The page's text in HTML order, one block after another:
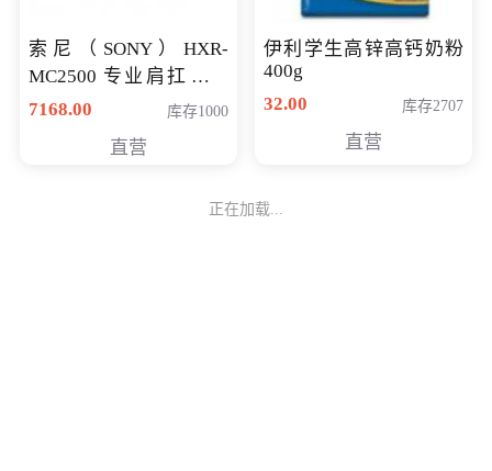
索尼（SONY）HXR-
MC2500 专业肩扛式存
储卡全高清摄录一体机
清入门级摄像机
7168.00 库存1000
直营
伊利学生高锌高钙奶粉
400g
32.00
库存2707
直营
正在加载...